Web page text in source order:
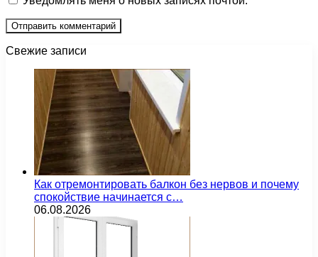
Свежие записи
Как отремонтировать балкон без нервов и почему
спокойствие начинается с…
06.08.2026